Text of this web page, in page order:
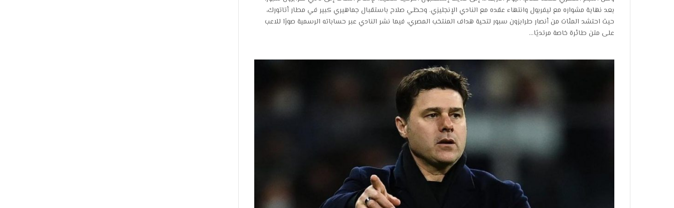
بعد نهاية مشواره مع ليفربول وانتهاء عقده مع النادي الإنجليزي. وحظي صلاح باستقبال جماهيري كبير في مطار أتاتورك،
حيث احتشد المئات من أنصار طرابزون سبور لتحية هداف المنتخب المصري، فيما نشر النادي عبر حساباته الرسمية صورًا للاعب
على متن طائرة خاصة مرتديًا…